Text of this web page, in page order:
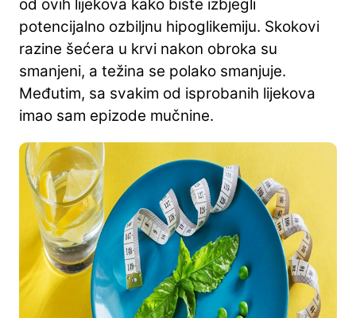
od ovih lijekova kako biste izbjegli
potencijalno ozbiljnu hipoglikemiju. Skokovi
razine šećera u krvi nakon obroka su
smanjeni, a težina se polako smanjuje.
Međutim, sa svakim od isprobanih lijekova
imao sam epizode mučnine.